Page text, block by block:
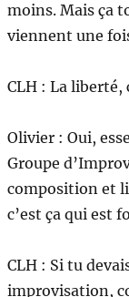
moins. Mais ça
viennent une
CLH : La liberté,
Olivier : Oui,
Groupe
composition et
c’est ça qui est
CLH : Si tu
improvisation,